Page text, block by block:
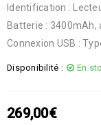
Identification :
Batterie : 3400mAh,
Connexion USB :
Disponibilité : En
269,00€